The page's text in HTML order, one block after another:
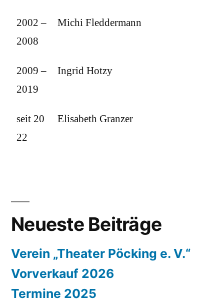
2002 –
2008
Michi Fleddermann
2009 –
2019
Ingrid Hotzy
seit 20
22
Elisabeth Granzer
Neueste Beiträge
Verein „Theater Pöcking e. V.“
Vorverkauf 2026
Termine 2025